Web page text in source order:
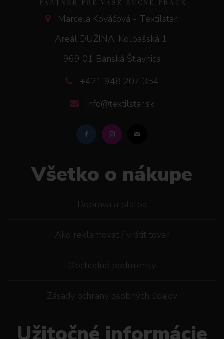
Marcela Kováčová - Textilstar,
Areál DUŽINA, Kolpašská 1,
969 01 Banská Štiavnica
+421 948 207 354
info@textilstar.sk
Všetko o nákupe
Doprava a platba
Ako reklamovat / vrátiť tovar
Obchodné podmienky
Zásady ochrany osobných údajov